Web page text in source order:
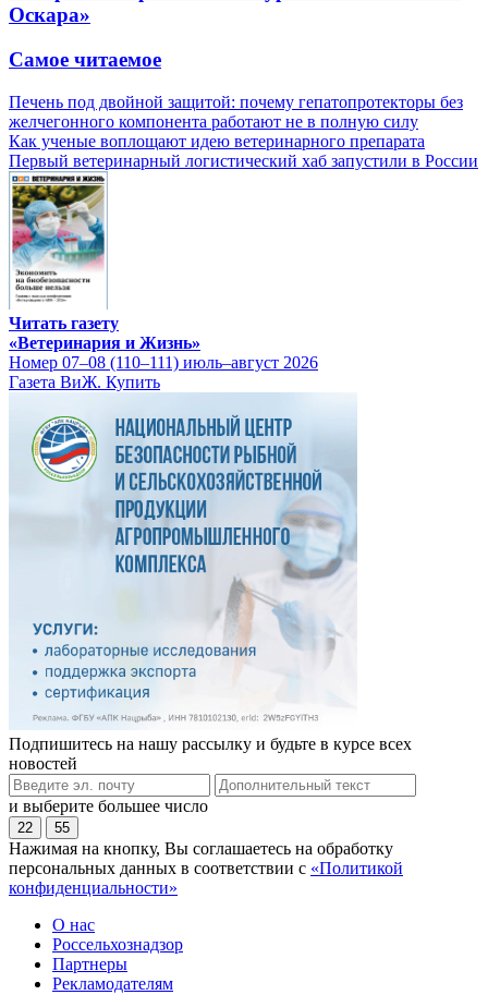
Оскара»
Самое читаемое
Печень под двойной защитой: почему гепатопротекторы без
желчегонного компонента работают не в полную силу
Как ученые воплощают идею ветеринарного препарата
Первый ветеринарный логистический хаб запустили в России
Читать газету
«Ветеринария и Жизнь»
Номер 07–08 (110–111) июль–август 2026
Газета ВиЖ. Купить
Подпишитесь на нашу рассылку и будьте в курсе всех
новостей
и выберите большее число
22 55
Нажимая на кнопку, Вы соглашаетесь на обработку
персональных данных в соответствии с «Политикой
конфиденциальности»
О нас
Россельхознадзор
Партнеры
Рекламодателям